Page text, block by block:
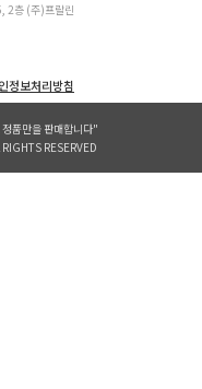
2층 (주)프랄린
정보처리방침
품만을 판매합니다"
RESERVED